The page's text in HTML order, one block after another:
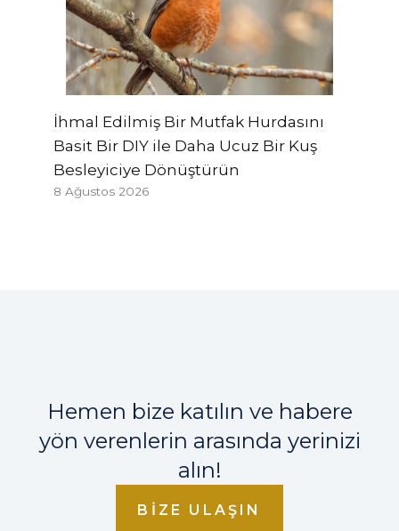
İhmal Edilmiş Bir Mutfak Hurdasını
Basit Bir DIY ile Daha Ucuz Bir Kuş
Besleyiciye Dönüştürün
8 Ağustos 2026
Hemen bize katılın ve habere
yön verenlerin arasında yerinizi
alın!
BIZE ULAŞIN